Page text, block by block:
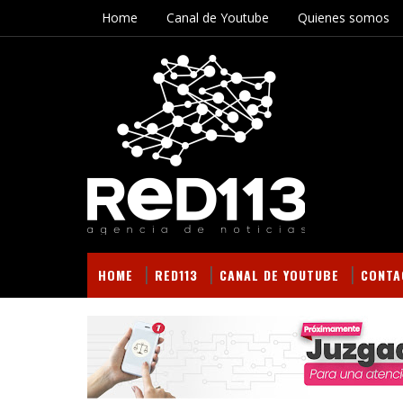
Home Canal de Youtube Quienes somos
HOME RED113 CANAL DE YOUTUBE